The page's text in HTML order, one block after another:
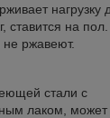
нагрузку
ставится на
не ржавеют.
стали с
лаком, может